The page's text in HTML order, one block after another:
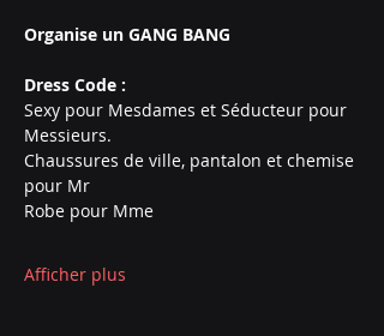
Organise un GANG BANG
Dress Code :
Sexy pour Mesdames et Séducteur pour
Messieurs.
Chaussures de ville, pantalon et chemise
pour Mr
Robe pour Mme
Afficher plus